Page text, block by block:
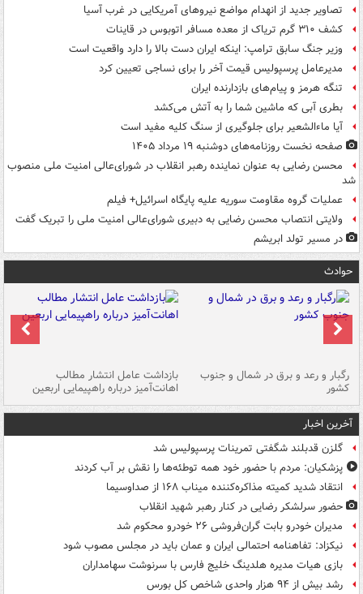
تصاویر جدید از انهدام مواضع نیروهای آمریکایی در غرب آسیا
کشف ۳۱۰ گرم تریاک از معده مسافر اتوبوس در قاینات
وزیر جنگ سابق ترامپ: اینکه ایران دست بالا را دارد واقعیت است
مدیرعامل پرسپولیس قیمت آخر را برای نساجی تعیین کرد
تنگه هرمز و پیام‌های بازدارنده ایران
بطری آبی که ماشین شما را به آتش می‌کشد
آیا ماءالشعیر برای جلوگیری از سنگ کلیه مفید است
صفحه نخست روزنامه‌های دوشنبه ۱۹ مرداد ۱۴۰۵
محسن رضایی به عنوان نماینده رهبر انقلاب در شورای‌عالی امنیت ملی منصوب
شد
عملیات گروه مقاومت سوریه علیه پایگاه اسرائیل+ فیلم
ولایتی انتصاب محسن رضایی به دبیری شورای‌عالی امنیت ملی را تبریک گفت
در مسیر تولد ابریشم
حوادث
رگبار و رعد و برق در شمال و جنوب
کشور
بازداشت عامل انتشار مطالب
اهانت‌آمیز درباره راهپیمایی اربعین
آخرین اخبار
گلزن قدبلند شگفتی تمرینات پرسپولیس شد
پزشکیان: مردم با حضور خود همه توطئه‌ها را نقش بر آب کردند
انتقاد شدید کمیته مذاکره‌کننده میناب ۱۶۸ از صداوسیما
حضور سرلشکر رضایی در کنار رهبر شهید انقلاب
مدیران خودرو بابت گران‌فروشی ۲۶ خودرو محکوم شد
نیکزاد: تفاهنامه احتمالی ایران و عمان باید در مجلس مصوب شود
بازی هیات مدیره هلدینگ خلیج فارس با سرنوشت سهامداران
رشد بیش از ۹۴ هزار واحدی شاخص کل بورس